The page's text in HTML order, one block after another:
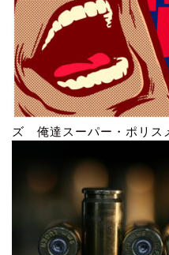
ズ 俺達スーパー・ポリ